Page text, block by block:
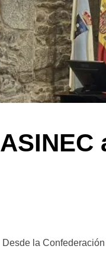
ASINEC
Desde la